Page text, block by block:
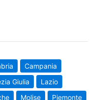
Campania
Giulia
Lazio
Molise
Piemonte